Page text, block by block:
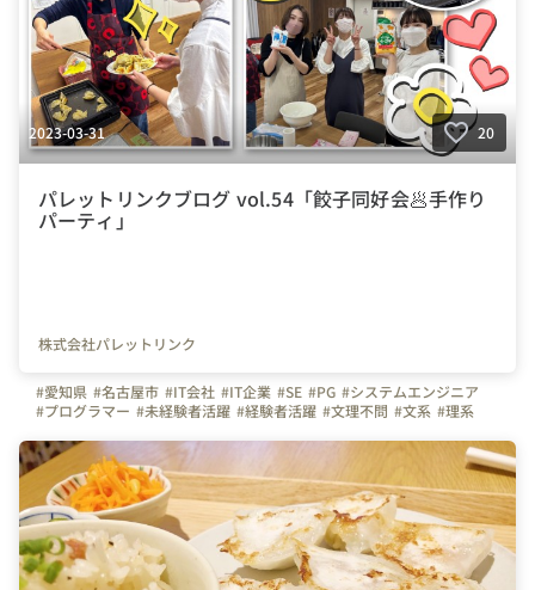
2023-03-31 20
パレットリンクブログ vol.54「餃子同好会🥟手作り
パーティ」
株式会社パレットリンク
#愛知県 #名古屋市 #IT会社 #IT企業 #SE #PG #システムエンジニア
#プログラマー #未経験者活躍 #経験者活躍 #文理不問 #文系 #理系
#休日の過ごし方
#同好会 #🥟 #餃子
#手作り餃子 #パーティー #社員の繋がり
#会社の雰囲気
#写真で伝える会社の雰囲気 #明るい #日常 #完全週休2日制
#土日祝日休み #繋がりを大切に #色とりどりの未来をITで
#パレットリンク #パレットリンクブログ